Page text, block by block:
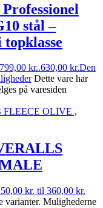
stål –
kr..630,00 kr.Den
Dette vare har
på varesiden
kr. til 360,00 kr.
varianter. Mulighederne